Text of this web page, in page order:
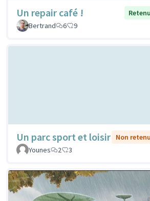
Un repair café !
Bertrand
6 9
Un parc sport et loisir
Non
Younes
2 3